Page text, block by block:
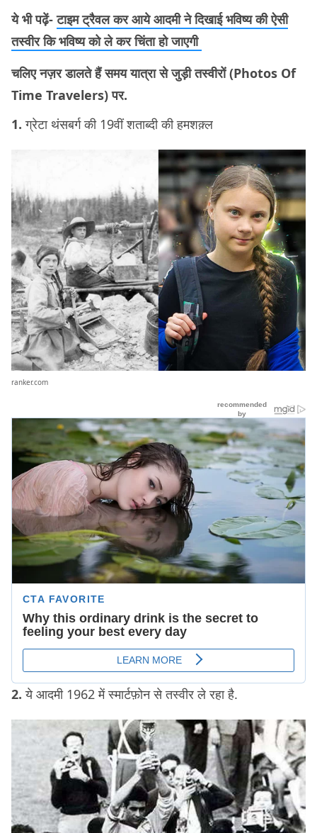
ये भी पढ़ें-टाइम ट्रैवल कर आये आदमी ने दिखाई भविष्य की ऐसी
तस्वीर कि भविष्य को ले कर चिंता हो जाएगी
चलिए नज़र डालते हैं समय यात्रा से जुड़ी तस्वीरों (Photos Of
Time Travelers) पर.
1.ग्रेटा थंसबर्ग की 19वीं शताब्दी की हमशक़्ल
ranker.com
2.ये आदमी 1962 में स्मार्टफ़ोन से तस्वीर ले रहा है.